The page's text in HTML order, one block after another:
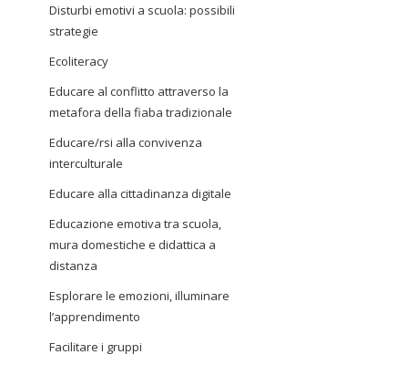
Disturbi emotivi a scuola: possibili
strategie
Ecoliteracy
Educare al conflitto attraverso la
metafora della fiaba tradizionale
Educare/rsi alla convivenza
interculturale
Educare alla cittadinanza digitale
Educazione emotiva tra scuola,
mura domestiche e didattica a
distanza
Esplorare le emozioni, illuminare
l’apprendimento
Facilitare i gruppi